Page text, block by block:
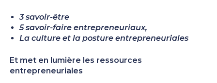
3 savoir-être
5 savoir-faire entrepreneuriaux,
La culture et la posture entrepreneuriales
Et met en lumière les ressources
entrepreneuriales